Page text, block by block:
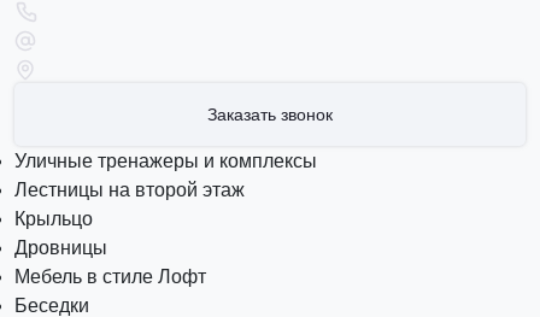
Заказать звонок
Уличные тренажеры и комплексы
Лестницы на второй этаж
Крыльцо
Дровницы
Мебель в стиле Лофт
Беседки